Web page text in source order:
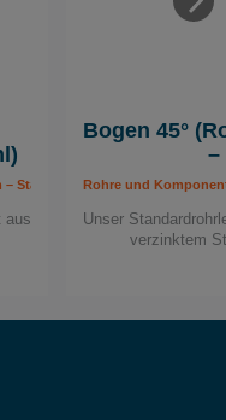
Stahl, Rohrleitungssytem
aus
Bogen 45°
–
Rohre und
Unser
verzinktem